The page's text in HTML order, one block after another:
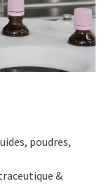
poudres,
&